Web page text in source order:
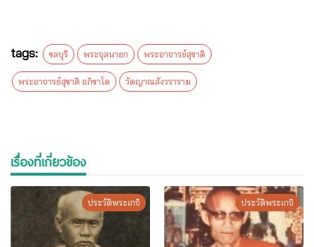
tags: ชลบุรี พระจุลนายก พระอาจารย์สุชาติ
พระอาจารย์สุชาติ อภิชาโต วัดญาณสังวราราม
เรื่องที่เกี่ยวข้อง
ประวัติพระเกจิ ประวัติพระเกจิ